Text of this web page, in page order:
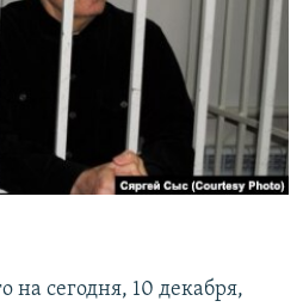
на сегодня, 10 декабря,